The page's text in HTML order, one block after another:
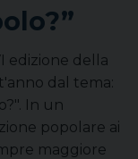
edizione della
dal tema:
In un
popolare ai
maggiore